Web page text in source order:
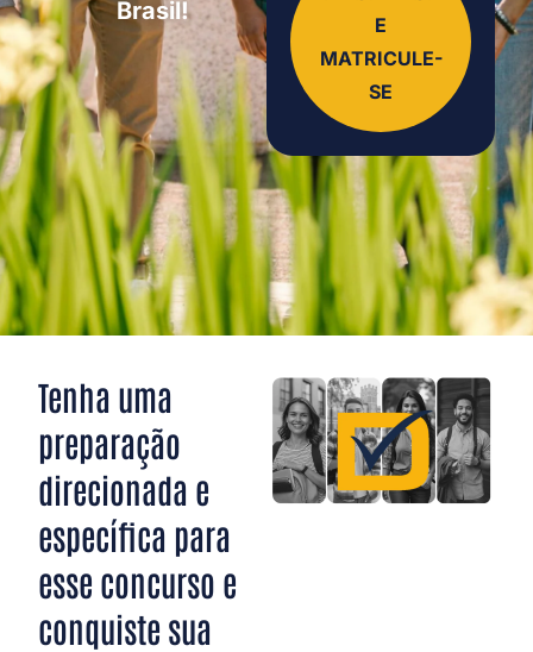
Brasil!
E
MATRICULE-
SE
Tenha uma
preparação
direcionada e
específica para
esse concurso e
conquiste sua